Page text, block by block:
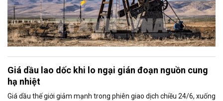
Giá dầu lao dốc khi lo ngại gián đoạn nguồn cung
hạ nhiệt
Giá dầu thế giới giảm mạnh trong phiên giao dịch chiều 24/6, xuống